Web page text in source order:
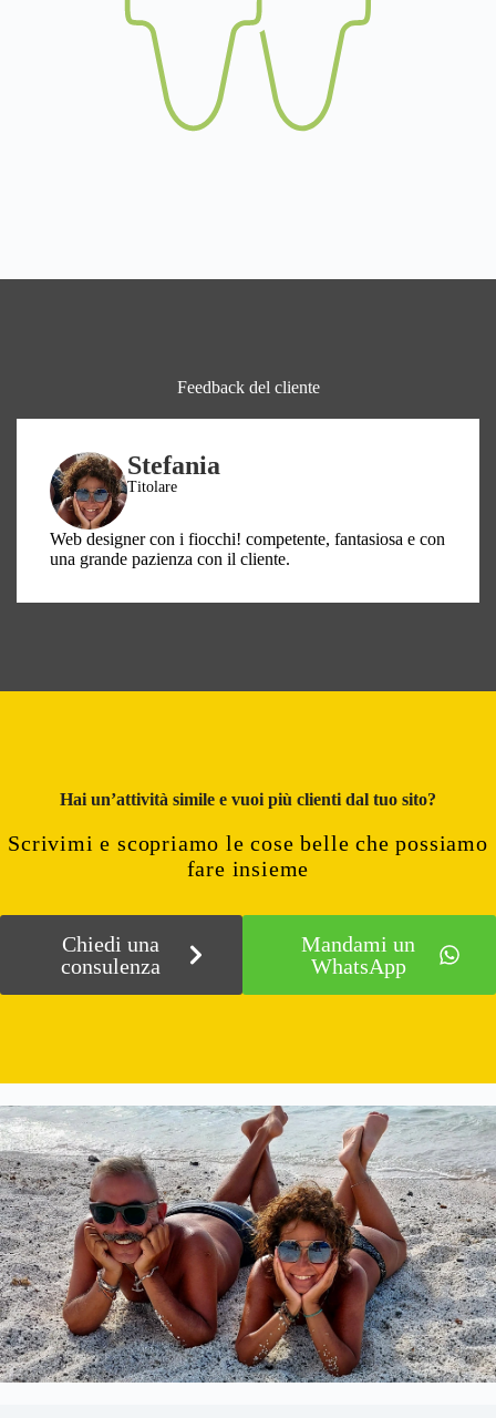
Feedback del cliente
Stefania
Titolare
Web designer con i fiocchi! competente, fantasiosa e con
una grande pazienza con il cliente.
Hai un’attività simile e vuoi più clienti dal tuo sito?
Scrivimi e scopriamo le cose belle che possiamo
fare insieme
Chiedi una
consulenza
Mandami un
WhatsApp